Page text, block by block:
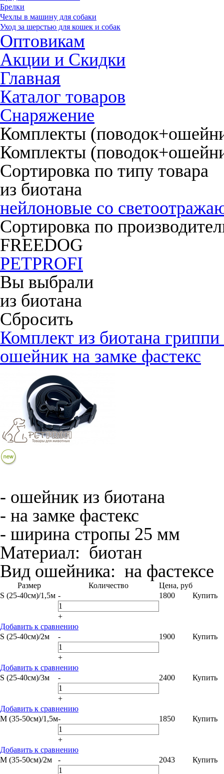
Брелки
Чехлы в машину для собаки
Уход за шерстью для кошек и собак
Оптовикам
Акции и Скидки
Главная
Каталог товаров
Снаряжение
Комплекты
Комплекты
Сортировка по типу товара
из биотана
нейлоновые со
Сортировка по
FREEDOG
PETPROFI
Вы выбрали
из биотана
Сбросить
Комплект из биотана
ошейник на замке фастекс
- ошейник из биотана
- на замке фастекс
- ширина стропы 25 мм
Материал: биотан
Вид ошейника: на фастексе
Размер Количество
Цена, руб
S (25-40см)/1,5м -
+
1800 Купить
Добавить к сравнению
S (25-40см)/2м
-
+
1900 Купить
Добавить к сравнению
S (25-40см)/3м
-
+
2400 Купить
Добавить к сравнению
M (35-50см)/1,5м-
+
1850 Купить
Добавить к сравнению
M (35-50см)/2м
- 2043 Купить